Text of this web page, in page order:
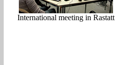
International meeting in Rastatt